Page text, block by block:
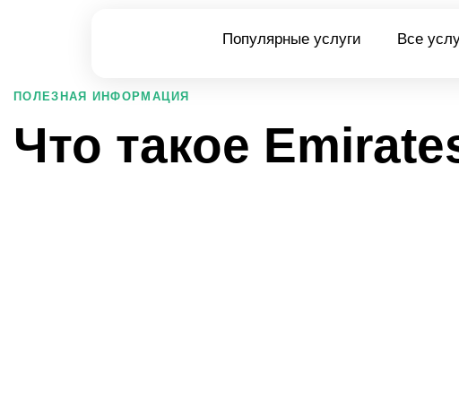
Популярные услуги Все
PUBLISHED
ПОЛЕЗНАЯ ИНФОРМАЦИЯ
Что такое